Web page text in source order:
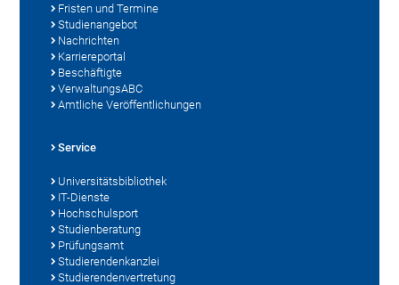
Fristen und Termine
Studienangebot
Nachrichten
Karriereportal
Beschäftigte
VerwaltungsABC
Amtliche Veröffentlichungen
Service
Universitätsbibliothek
IT-Dienste
Hochschulsport
Studienberatung
Prüfungsamt
Studierendenkanzlei
Studierendenvertretung